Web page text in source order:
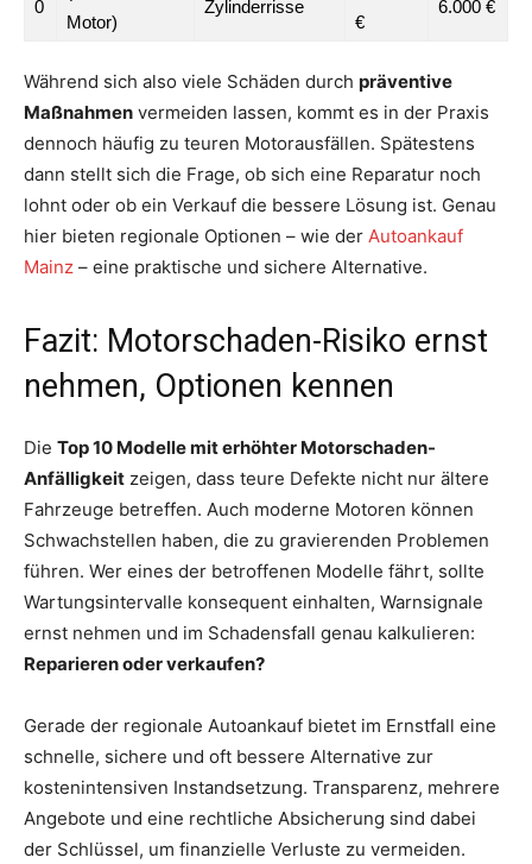
0
Motor)
Zylinderrisse
€
6.000 €
Während sich also viele Schäden durch präventive
Maßnahmen vermeiden lassen, kommt es in der Praxis
dennoch häufig zu teuren Motorausfällen. Spätestens
dann stellt sich die Frage, ob sich eine Reparatur noch
lohnt oder ob ein Verkauf die bessere Lösung ist. Genau
hier bieten regionale Optionen – wie der Autoankauf
Mainz – eine praktische und sichere Alternative.
Fazit: Motorschaden-Risiko ernst
nehmen, Optionen kennen
Die Top 10 Modelle mit erhöhter Motorschaden-
Anfälligkeit zeigen, dass teure Defekte nicht nur ältere
Fahrzeuge betreffen. Auch moderne Motoren können
Schwachstellen haben, die zu gravierenden Problemen
führen. Wer eines der betroffenen Modelle fährt, sollte
Wartungsintervalle konsequent einhalten, Warnsignale
ernst nehmen und im Schadensfall genau kalkulieren:
Reparieren oder verkaufen?
Gerade der regionale Autoankauf bietet im Ernstfall eine
schnelle, sichere und oft bessere Alternative zur
kostenintensiven Instandsetzung. Transparenz, mehrere
Angebote und eine rechtliche Absicherung sind dabei
der Schlüssel, um finanzielle Verluste zu vermeiden.